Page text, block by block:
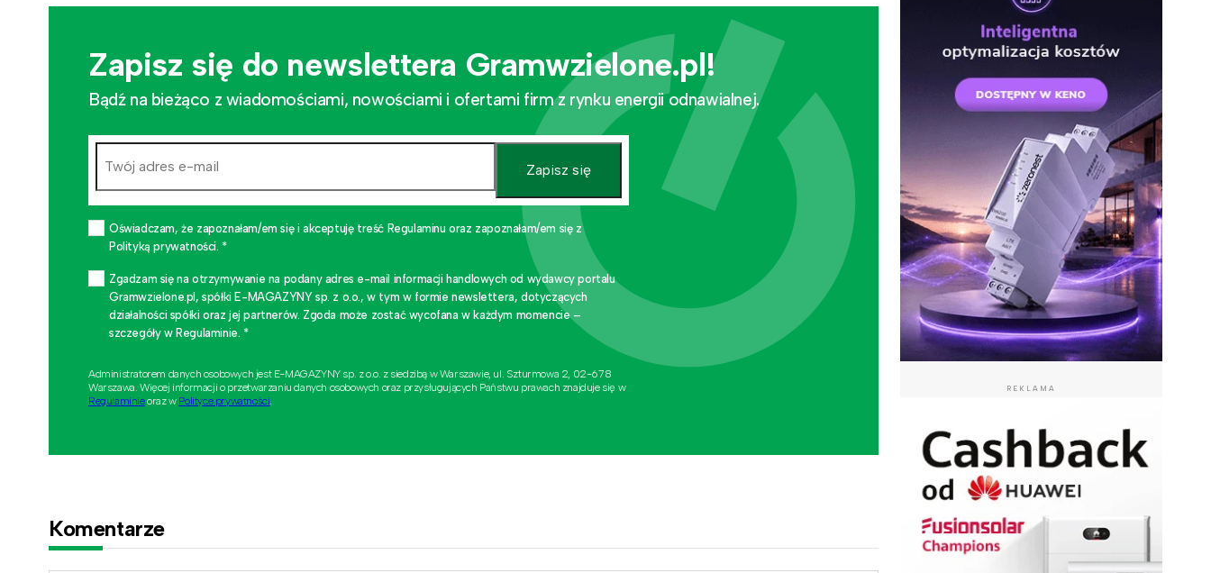
Zapisz się do newslettera Gramwzielone.pl!
Bądź na bieżąco z wiadomościami, nowościami i ofertami firm z rynku energii odnawialnej.
Zapisz się
Oświadczam, że zapoznałam/em się i akceptuję treść Regulaminu oraz zapoznałam/em się z
Polityką prywatności. *
Zgadzam się na otrzymywanie na podany adres e-mail informacji handlowych od wydawcy portalu
Gramwzielone.pl, spółki E-MAGAZYNY sp. z o.o., w tym w formie newslettera, dotyczących
działalności spółki oraz jej partnerów. Zgoda może zostać wycofana w każdym momencie –
szczegóły w Regulaminie. *
Administratorem danych osobowych jest E-MAGAZYNY sp. z o.o. z siedzibą w Warszawie, ul. Szturmowa 2, 02-678
Warszawa. Więcej informacji o przetwarzaniu danych osobowych oraz przysługujących Państwu prawach znajduje się w
Regulaminieoraz w Polityce prywatności.
Komentarze
REKLAMA